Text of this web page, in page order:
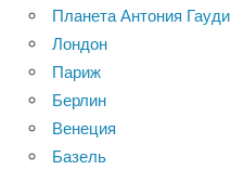
Планета Антония Гауди
Лондон
Париж
Берлин
Венеция
Базель